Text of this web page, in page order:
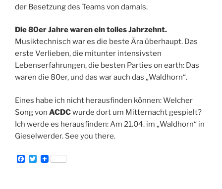
der Besetzung des Teams von damals.
Die 80er Jahre waren ein tolles Jahrzehnt.
Musiktechnisch war es die beste Ära überhaupt. Das
erste Verlieben, die mitunter intensivsten
Lebenserfahrungen, die besten Parties on earth: Das
waren die 80er, und das war auch das „Waldhorn“.
Eines habe ich nicht herausfinden können: Welcher
Song von ACDCwurde dort um Mitternacht gespielt?
Ich werde es herausfinden: Am 21.04. im „Waldhorn“ in
Gieselwerder. See you there.
F
T